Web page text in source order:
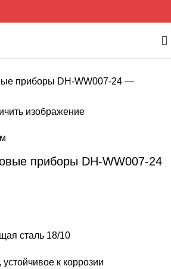
изображение
приборы DH-WW007-24
сталь 18/10
к коррозии